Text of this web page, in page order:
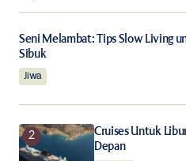
Your E-mail*
Notify me of follow-up
Seni Melambat: Tips Slow Living
Sibuk
Jiwa
Cruises Untuk
Depan